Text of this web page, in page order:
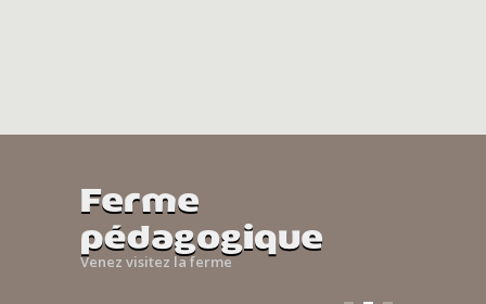
Ferme
pédagogique
Venez visitez la ferme